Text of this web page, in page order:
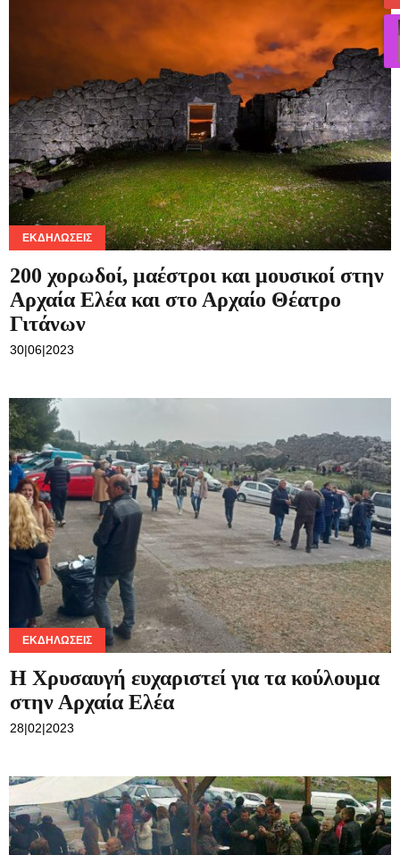
ΕΚΔΗΛΏΣΕΙΣ
200 χορωδοί, μαέστροι και μουσικοί στην
Αρχαία Ελέα και στο Αρχαίο Θέατρο
Γιτάνων
30|06|2023
ΕΚΔΗΛΏΣΕΙΣ
Η Χρυσαυγή ευχαριστεί για τα κούλουμα
στην Αρχαία Ελέα
28|02|2023